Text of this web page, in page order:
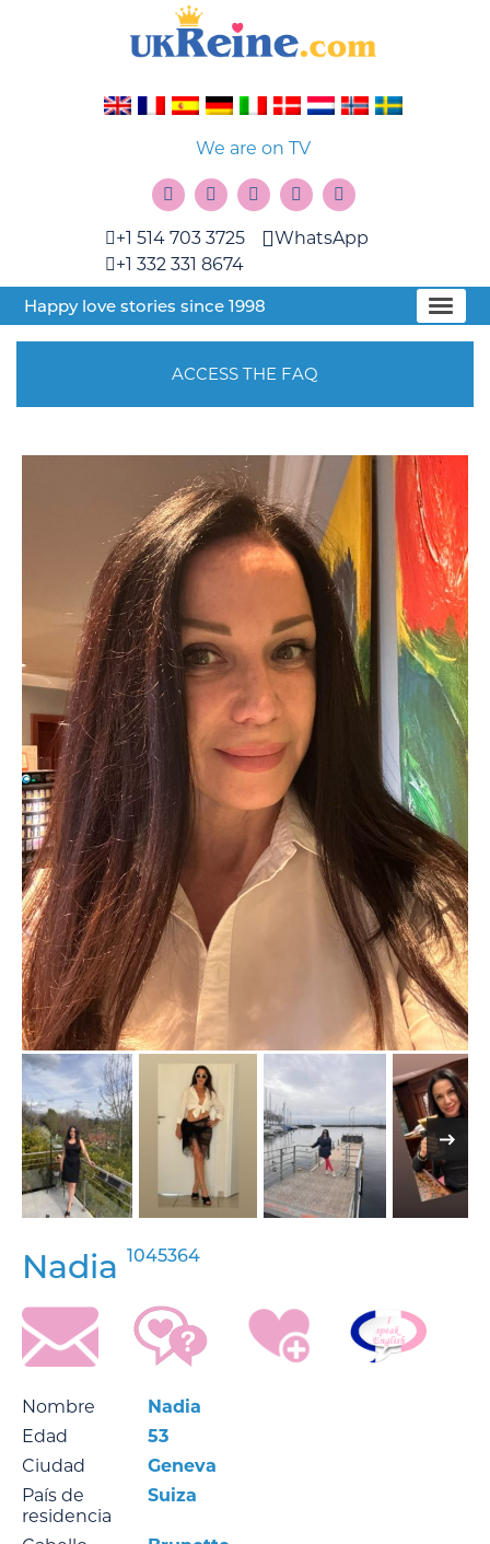
We are on TV
+1 514 703 3725
+1 332 331 8674
WhatsApp
Happy love stories since 1998
ACCESS THE FAQ
Nadia 1045364
Nombre
Nadia
Edad
53
Ciudad
Geneva
País de
residencia
Suiza